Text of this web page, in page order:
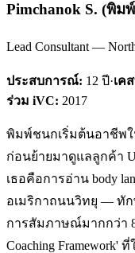
Pimchanok S. (พิม
Lead Consultant —
ประสบการณ์: 12 ปี·เค
ร่วม iVC: 2017
พิมพ์ชนกเริ่มต้นอาชีพใ
ก่อนย้ายมาดูแลลูกค้า
เธอคือการอ่าน body
อเมริกาถนนวิทยุ — ทัก
การสัมภาษณ์มากกว่า
Coaching Framework'